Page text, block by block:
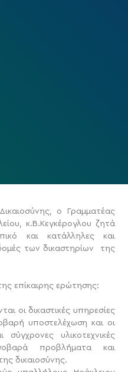
ο Γραμματέας
κ.Β.Κεγκέρογλου ζητά
και κατάλληλες και
των δικαστηρίων της
επίκαιρης ερώτησης:
οι δικαστικές υπηρεσίες
υποστελέχωση και οι
σύγχρονες υλικοτεχνικές
προβλήματα και
δικαιοσύνης.